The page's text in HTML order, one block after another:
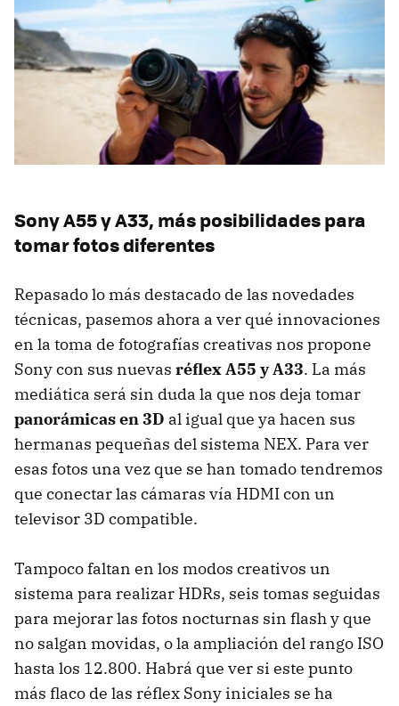
Sony A55 y A33, más posibilidades para
tomar fotos diferentes
Repasado lo más destacado de las novedades
técnicas, pasemos ahora a ver qué innovaciones
en la toma de fotografías creativas nos propone
Sony con sus nuevas réflex A55 y A33. La más
mediática será sin duda la que nos deja tomar
panorámicas en 3D al igual que ya hacen sus
hermanas pequeñas del sistema NEX. Para ver
esas fotos una vez que se han tomado tendremos
que conectar las cámaras vía HDMIcon un
televisor 3D compatible.
Tampoco faltan en los modos creativos un
sistema para realizar HDRs, seis tomas seguidas
para mejorar las fotos nocturnas sin flash y que
no salgan movidas, o la ampliación del rango ISO
hasta los 12.800. Habrá que ver si este punto
más flaco de las réflex Sony iniciales se ha